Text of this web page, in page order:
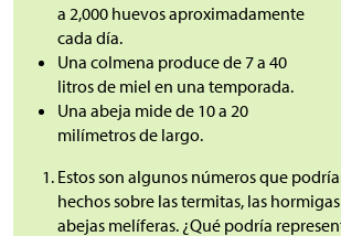
a 2,000 huevos aproximadamente
cada día.
Una colmena produce de 7 a 40
litros de miel en una temporada.
Una abeja mide de 10 a 20
milímetros de largo.
Estos son algunos números que
hechos sobre las termitas, las
abejas melíferas. ¿Qué podría